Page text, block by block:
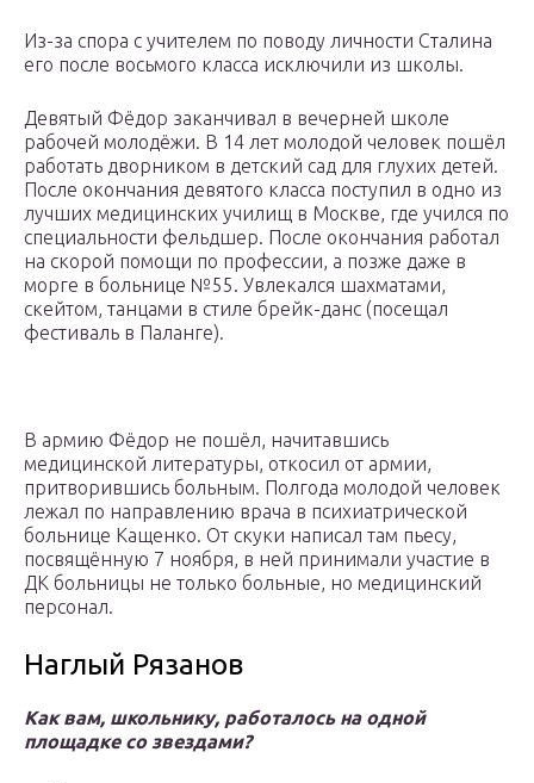
Из-за спора с учителем по поводу личности Сталина
его после восьмого класса исключили из школы.
Девятый Фёдор заканчивал в вечерней школе
рабочей молодёжи. В 14 лет молодой человек пошёл
работать дворником в детский сад для глухих детей.
После окончания девятого класса поступил в одно из
лучших медицинских училищ в Москве, где учился по
специальности фельдшер. После окончания работал
на скорой помощи по профессии, а позже даже в
морге в больнице №55. Увлекался шахматами,
скейтом, танцами в стиле брейк-данс (посещал
фестиваль в Паланге).
В армию Фёдор не пошёл, начитавшись
медицинской литературы, откосил от армии,
притворившись больным. Полгода молодой человек
лежал по направлению врача в психиатрической
больнице Кащенко. От скуки написал там пьесу,
посвящённую 7 ноября, в ней принимали участие в
ДК больницы не только больные, но медицинский
персонал.
Наглый Рязанов
Как вам, школьнику, работалось на одной
площадке со звездами?